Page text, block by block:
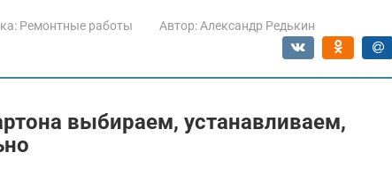
Ремонтные работы Автор: Александр Редькин
выбираем, устанавливаем,